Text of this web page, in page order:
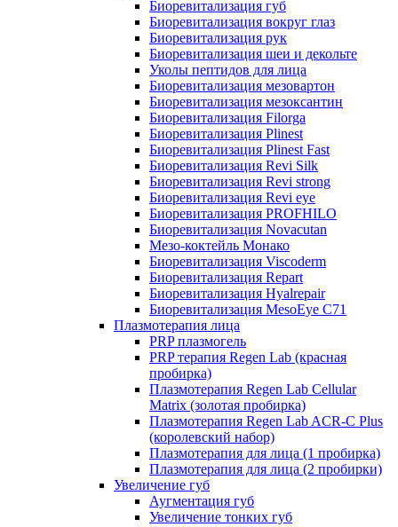
Биоревитализация губ
Биоревитализация вокруг глаз
Биоревитализация рук
Биоревитализация шеи и декольте
Уколы пептидов для лица
Биоревитализация мезовартон
Биоревитализация мезоксантин
Биоревитализация Filorga
Биоревитализация Plinest
Биоревитализация Plinest Fast
Биоревитализация Revi Silk
Биоревитализация Revi strong
Биоревитализация Revi eye
Биоревитализация PROFHILO
Биоревитализация Novacutan
Мезо-коктейль Монако
Биоревитализация Viscoderm
Биоревитализация Repart
Биоревитализация Hyalrepair
Биоревитализация MesoEye C71
Плазмотерапия лица
PRP плазмогель
PRP терапия Regen Lab (красная
пробирка)
Плазмотерапия Regen Lab Cellular
Matrix (золотая пробирка)
Плазмотерапия Regen Lab ACR-C Plus
(королевский набор)
Плазмотерапия для лица (1 пробирка)
Плазмотерапия для лица (2 пробирки)
Увеличение губ
Аугментация губ
Увеличение тонких губ